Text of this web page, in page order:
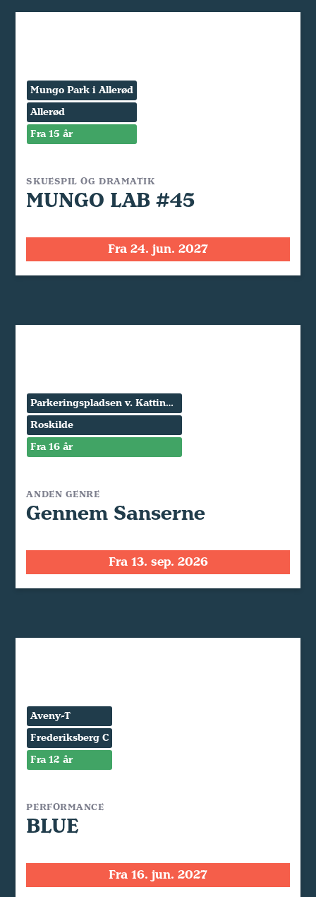
Mungo Park i Allerød
Allerød
Fra 15 år
SKUESPIL OG DRAMATIK
MUNGO LAB #45
Fra 24. jun. 2027
Parkeringspladsen v. Kattinge Værk
Roskilde
Fra 16 år
ANDEN GENRE
Gennem Sanserne
Fra 13. sep. 2026
Aveny-T
Frederiksberg C
Fra 12 år
PERFORMANCE
BLUE
Fra 16. jun. 2027